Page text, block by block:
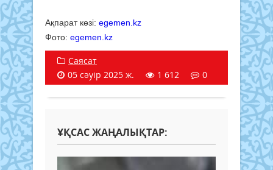
Ақпарат көзі: egemen.kz
Фото: egemen.kz
Саясат
05 сәуір 2025 ж.
1 612 0
ҰҚСАС ЖАҢАЛЫҚТАР: